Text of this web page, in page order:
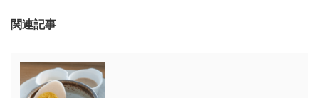
関連記事